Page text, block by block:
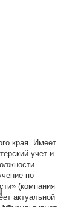
края. Имеет
учет и
по
(компания
актуальной